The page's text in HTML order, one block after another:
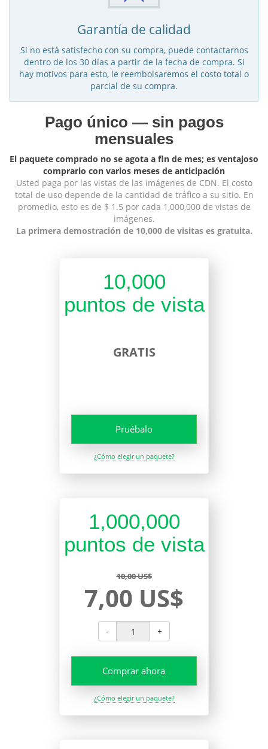
Garantía de calidad
Si no está satisfecho con su compra, puede contactarnos
dentro de los 30 días a partir de la fecha de compra. Si
hay motivos para esto, le reembolsaremos el costo total o
parcial de su compra.
Pago único — sin pagos
mensuales
El paquete comprado no se agota a fin de mes; es ventajoso
comprarlo con varios meses de anticipación
Usted paga por las vistas de las imágenes de CDN. El costo
total de uso depende de la cantidad de tráfico a su sitio. En
promedio, esto es de $ 1.5 por cada 1,000,000 de vistas de
imágenes.
La primera demostración de 10,000 de visitas es gratuita.
10,000
puntos de vista
GRATIS
Pruébalo
¿Cómo elegir un paquete?
1,000,000
puntos de vista
10,00 US$
7,00 US$
- +
Comprar ahora
¿Cómo elegir un paquete?